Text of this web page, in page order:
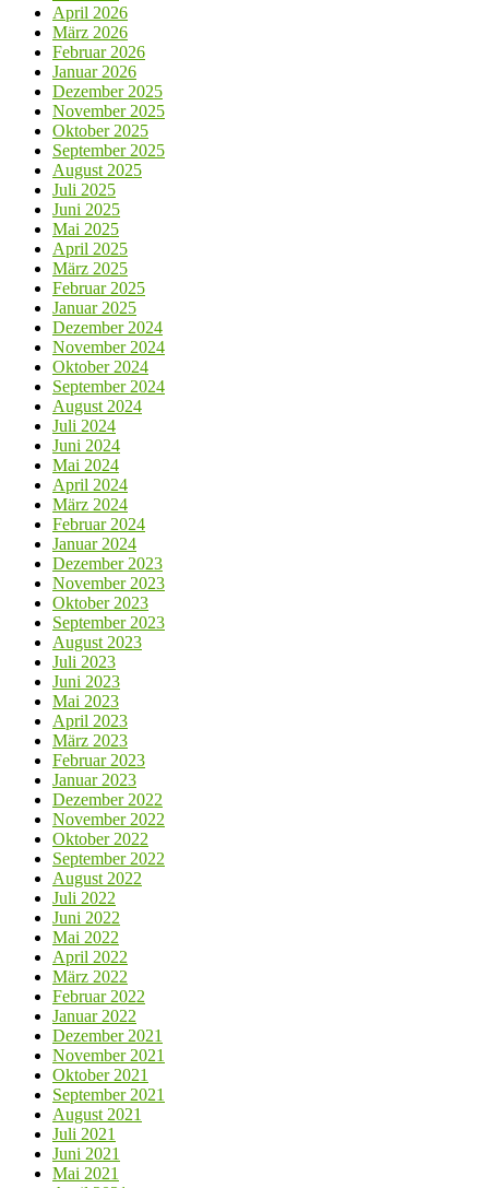
April 2026
März 2026
Februar 2026
Januar 2026
Dezember 2025
November 2025
Oktober 2025
September 2025
August 2025
Juli 2025
Juni 2025
Mai 2025
April 2025
März 2025
Februar 2025
Januar 2025
Dezember 2024
November 2024
Oktober 2024
September 2024
August 2024
Juli 2024
Juni 2024
Mai 2024
April 2024
März 2024
Februar 2024
Januar 2024
Dezember 2023
November 2023
Oktober 2023
September 2023
August 2023
Juli 2023
Juni 2023
Mai 2023
April 2023
März 2023
Februar 2023
Januar 2023
Dezember 2022
November 2022
Oktober 2022
September 2022
August 2022
Juli 2022
Juni 2022
Mai 2022
April 2022
März 2022
Februar 2022
Januar 2022
Dezember 2021
November 2021
Oktober 2021
September 2021
August 2021
Juli 2021
Juni 2021
Mai 2021